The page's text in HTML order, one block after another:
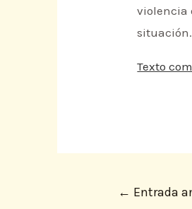
violencia
situación.
Texto
← Entrada